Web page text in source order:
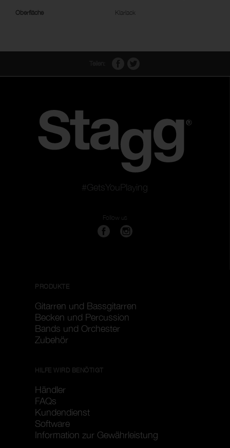
Oberfläche Klarlack
#GetsYouPlaying
Follow us
PRODUKTE
Gitarren und Bassgitarren
Becken und Percussion
Bands und Orchester
Zubehör
HILFE WIRD BENÖTIGT
Händler
FAQs
Kundendienst
Software
Information zur Gewährleistung